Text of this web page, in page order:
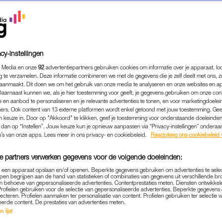
WITZENHAUSEN
ASTRID IN 'LAGO
OM TERUG TE
MEDIA|FRAGMENT GEMIST
03-01-2022 | ANNA NEELTJE DE BOER
Beau van Erven Dorens bekende gasten aan
instellingen
en onze 92 advertentiepartners gebruiken cookies om informatie over je apparaat,
te verzamelen. Deze informatie combineren we met de gegevens die je zelf deelt met ons,
Dit doen we om het gebruik van onze media te analyseren en onze websites en
kunnen we, als je hier toestemming voor geeft, je gegevens gebruiken om onze
en aanbod te personaliseren en je relevante advertenties te tonen, en voor
Ook content van 13 externe platformen wordt enkel getoond met jouw toestemming.
keuze in. Door op "Akkoord" te klikken, geef je toestemming voor onderstaande
op “Instellen”. Jouw keuze kun je opnieuw aanpassen via “Privacy-instellingen”
van onze apps. Lees meer in ons privacy- en cookiebeleid.
Raadpleeg ons cookiebeleid
partners verwerken gegevens voor de volgende doeleinden:
apparaat opslaan en/of openen. Beperkte gegevens gebruiken om advertenties te
begrijpen aan de hand van statistieken of combinaties van gegevens uit verschillende
behoeve van gepersonaliseerde advertenties. Contentprestaties meten. Diensten
gebruiken voor de selectie van gepersonaliseerde advertenties. Beperkte
Profielen aanmaken ter personalisatie van content. Profielen gebruiken ter selectie
content. De prestaties van advertenties meten.
lijst